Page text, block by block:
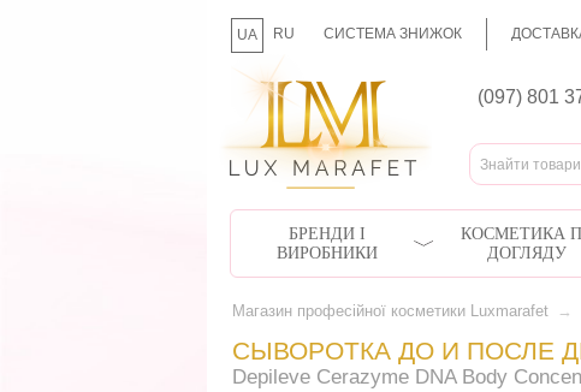
UA RU СИСТЕМА ЗНИЖОК
(097) 801
БРЕНДИ І
ВИРОБНИКИ
КОСМЕТИКА
ДОГЛЯДУ
Магазин професійної косметики Luxmarafet →
СЫВОРОТКА ДО И ПОСЛЕ
Depileve Cerazyme DNA Body